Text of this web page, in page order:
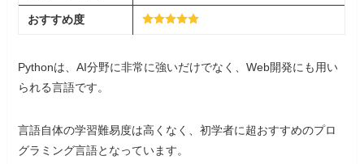
おすすめ度
Pythonは、AI分野に非常に強いだけでなく、Web開発にも用い
られる言語です。
言語自体の学習難易度は高くなく、初学者に超おすすめのプロ
グラミング言語となっています。